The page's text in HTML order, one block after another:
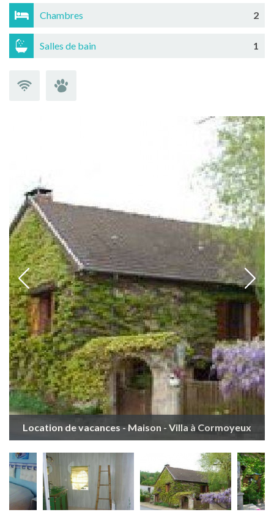
Chambres 2
Salles de bain 1
Location de vacances - Maison - Villa à Cormoyeux